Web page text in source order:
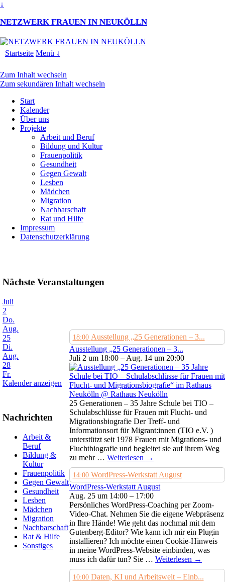
↓
NETZWERK FRAUEN IN NEUKÖLLN
Startseite Menü ↓
Zum Inhalt wechseln
Zum sekundären Inhalt wechseln
Start
Kalender
Über uns
Projekte
Arbeit und Beruf
Bildung und Kultur
Frauenpolitik
Gesundheit
Gegen Gewalt
Lesben
Mädchen
Migration
Nachbarschaft
Rat und Hilfe
Impressum
Datenschutzerklärung
Nächste Veranstaltungen
Juli
2
Do.
18:00 Ausstellung „25 Generationen – 3...
Ausstellung „25 Generationen – 3...
Juli 2 um 18:00 – Aug. 14 um 20:00
25 Generationen – 35 Jahre Schule bei TIO –
Schulabschlüsse für Frauen mit Flucht- und
Migrationsbiografie Der Treff- und
Informationsort für Migrant:innen (TIO e.V. )
unterstützt seit 1978 Frauen mit Migrations- und
Fluchtbiografie und begleitet sie auf ihrem Weg
zu mehr … Weiterlesen →
Aug.
25
Di.
14:00 WordPress-Werkstatt August
WordPress-Werkstatt August
Aug. 25 um 14:00 – 17:00
Persönliches WordPress-Coaching per Zoom-
Video-Chat. Nehmen Sie die eigene Webpräsenz
in Ihre Hände! Wie geht das nochmal mit dem
Gutenberg-Editor? Wie kann ich mir ein Plugin
installieren? Ich möchte einen Cookie-Hinweis
in meine WordPress-Website einbinden, was
muss ich dafür tun? Sie … Weiterlesen →
Aug.
28
Fr.
10:00 Daten, KI und Arbeitswelt – Einb...
Kalender anzeigen
Nachrichten
Arbeit &
Beruf
Bildung &
Kultur
Frauenpolitik
Gegen Gewalt
Gesundheit
Lesben
Mädchen
Migration
Nachbarschaft
Rat & Hilfe
Sonstiges